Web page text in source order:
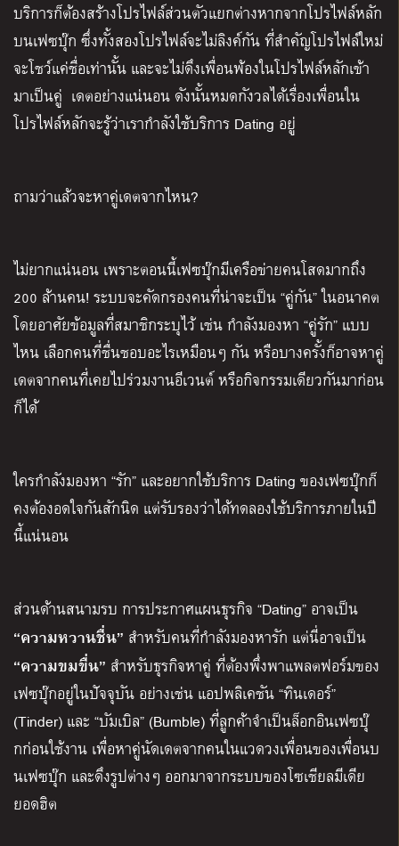
บริการก็ต้องสร้างโปรไฟล์ส่วนตัวแยกต่างหากจากโปรไฟล์หลัก
บนเฟซบุ๊ก ซึ่งทั้งสองโปรไฟล์จะไม่ลิงค์กัน ที่สำคัญโปรไฟล์ใหม่
จะโชว์แค่ชื่อเท่านั้น และจะไม่ดึงเพื่อนพ้องในโปรไฟล์หลักเข้า
มาเป็นคู่ เดตอย่างแน่นอน ดังนั้นหมดกังวลได้เรื่องเพื่อนใน
โปรไฟล์หลักจะรู้ว่าเรากำลังใช้บริการ Dating อยู่
ถามว่าแล้วจะหาคู่เดตจากไหน?
ไม่ยากแน่นอน เพราะตอนนี้เฟซบุ๊กมีเครือข่ายคนโสดมากถึง
200 ล้านคน! ระบบจะคัดกรองคนที่น่าจะเป็น “คู่กัน” ในอนาคต
โดยอาศัยข้อมูลที่สมาชิกระบุไว้ เช่น กำลังมองหา “คู่รัก” แบบ
ไหน เลือกคนที่ชื่นชอบอะไรเหมือนๆ กัน หรือบางครั้งก็อาจหาคู่
เดตจากคนที่เคยไปร่วมงานอีเวนต์ หรือกิจกรรมเดียวกันมาก่อน
ก็ได้
ใครกำลังมองหา “รัก” และอยากใช้บริการ Dating ของเฟซบุ๊กก็
คงต้องอดใจกันสักนิด แต่รับรองว่าได้ทดลองใช้บริการภายในปี
นี้แน่นอน
ส่วนด้านสนามรบ การประกาศแผนธุรกิจ “Dating” อาจเป็น
“ความหวานชื่น” สำหรับคนที่กำลังมองหารัก แต่นี่อาจเป็น
“ความขมขื่น” สำหรับธุรกิจหาคู่ ที่ต้องพึ่งพาแพลตฟอร์มของ
เฟซบุ๊กอยู่ในปัจจุบัน อย่างเช่น แอปพลิเคชัน “ทินเดอร์”
(Tinder) และ “บัมเบิล” (Bumble) ที่ลูกค้าจำเป็นล็อกอินเฟซบุ๊
กก่อนใช้งาน เพื่อหาคู่นัดเดตจากคนในแวดวงเพื่อนของเพื่อนบ
นเฟซบุ๊ก และดึงรูปต่างๆ ออกมาจากระบบของโซเชียลมีเดีย
ยอดฮิต